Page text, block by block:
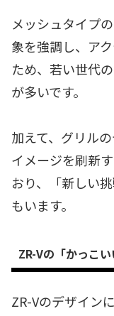
メッシュタイプ
象を強調し、ア
ため、若い世代
が多いです。
加えて、グリル
イメージを刷新
おり、「新しい
もいます。
ZR-Vの「かっこ
ZR-Vのデザイン